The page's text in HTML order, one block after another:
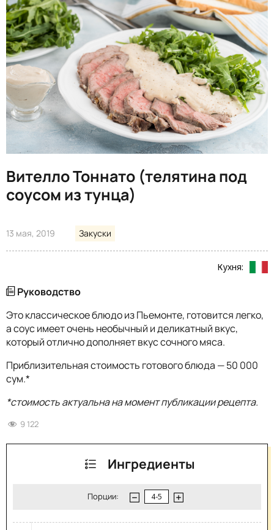
Вителло Тоннато (телятина под
соусом из тунца)
13 мая, 2019 Закуски
Кухня:
Руководство
Это классическое блюдо из Пьемонте, готовится легко,
а соус имеет очень необычный и деликатный вкус,
который отлично дополняет вкус сочного мяса.
Приблизительная стоимость готового блюда — 50 000
сум.*
*стоимость актуальна на момент публикации рецепта.
9 122
Ингредиенты
Порции: